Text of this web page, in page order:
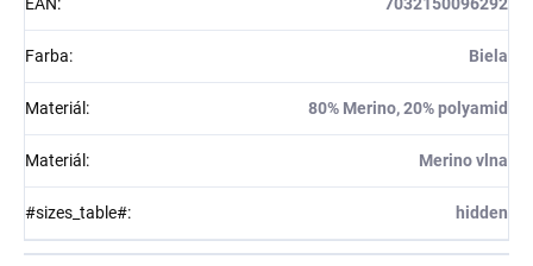
Farba: Biela
Materiál : 80% Merino, 20% polyamid
Materiál : Merino vlna
#sizes_table#: hidden